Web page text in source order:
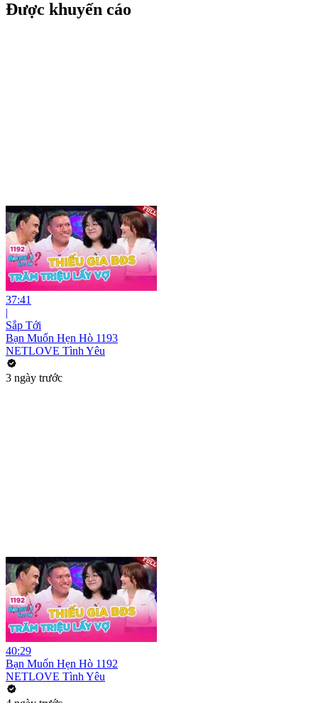
Được khuyến cáo
37:41
|
Sắp Tới
Bạn Muốn Hẹn Hò 1193
NETLOVE Tình Yêu
3 ngày trước
40:29
Bạn Muốn Hẹn Hò 1192
NETLOVE Tình Yêu